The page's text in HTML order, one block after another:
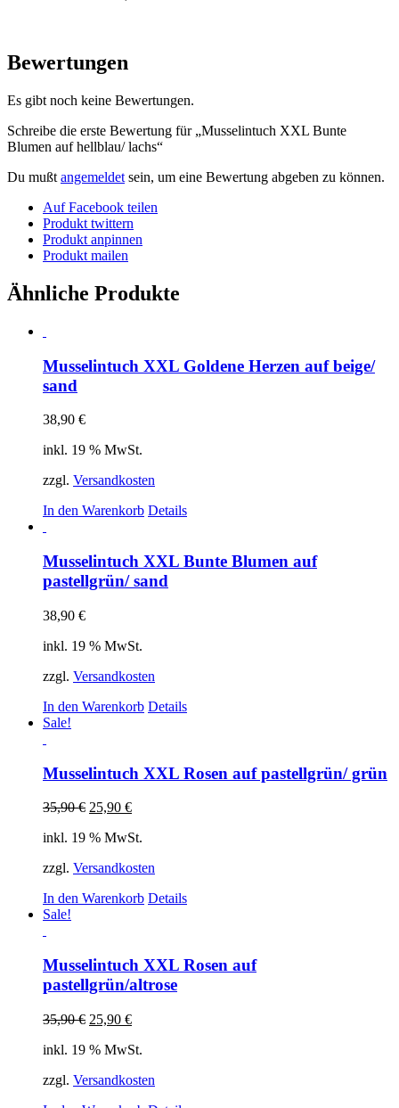
Bewertungen
Es gibt noch keine Bewertungen.
Schreibe die erste Bewertung für „Musselintuch XXL Bunte
Blumen auf hellblau/ lachs“
Du mußt angemeldet sein, um eine Bewertung abgeben zu können.
Auf Facebook teilen
Produkt twittern
Produkt anpinnen
Produkt mailen
Ähnliche Produkte
Musselintuch XXL Goldene Herzen auf beige/
sand
38,90 €
inkl. 19 % MwSt.
zzgl. Versandkosten
In den Warenkorb Details
Musselintuch XXL Bunte Blumen auf
pastellgrün/ sand
38,90 €
inkl. 19 % MwSt.
zzgl. Versandkosten
In den Warenkorb Details
Sale!
Musselintuch XXL Rosen auf pastellgrün/ grün
35,90€ 25,90 €
inkl. 19 % MwSt.
zzgl. Versandkosten
In den Warenkorb Details
Sale!
Musselintuch XXL Rosen auf
pastellgrün/altrose
35,90€ 25,90 €
inkl. 19 % MwSt.
zzgl. Versandkosten